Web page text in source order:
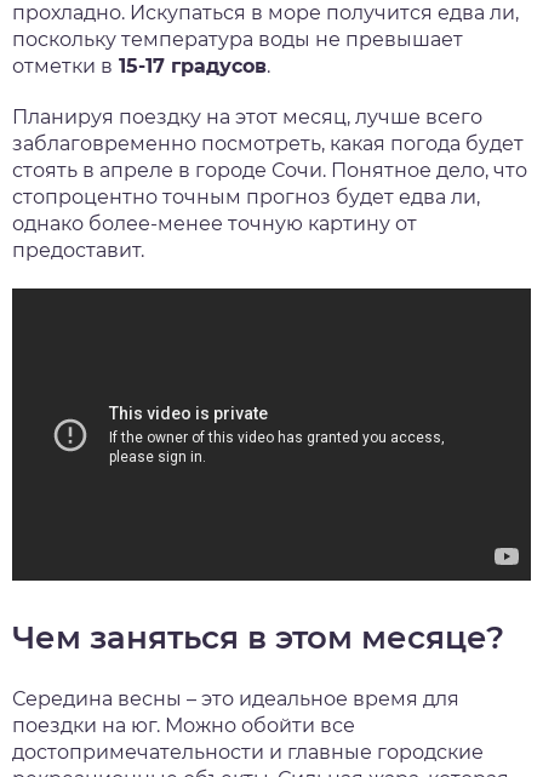
прохладно. Искупаться в море получится едва ли,
поскольку температура воды не превышает
отметки в 15-17 градусов.
Планируя поездку на этот месяц, лучше всего
заблаговременно посмотреть, какая погода будет
стоять в апреле в городе Сочи. Понятное дело, что
стопроцентно точным прогноз будет едва ли,
однако более-менее точную картину от
предоставит.
Чем заняться в этом месяце?
Середина весны – это идеальное время для
поездки на юг. Можно обойти все
достопримечательности и главные городские